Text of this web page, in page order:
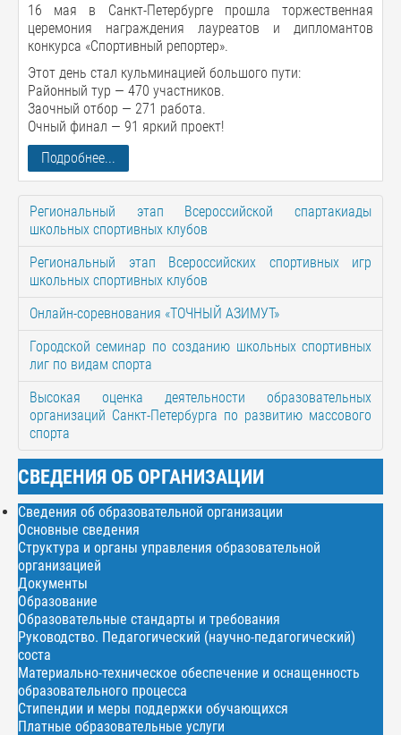
16 мая в Санкт-Петербурге прошла торжественная
церемония награждения лауреатов и дипломантов
конкурса «Спортивный репортер».
Этот день стал кульминацией большого пути:
Районный тур — 470 участников.
Заочный отбор — 271 работа.
Очный финал — 91 яркий проект!
Подробнее...
Региональный этап Всероссийской спартакиады
школьных спортивных клубов
Региональный этап Всероссийских спортивных игр
школьных спортивных клубов
Онлайн-соревнования «ТОЧНЫЙ АЗИМУТ»
Городской семинар по созданию школьных спортивных
лиг по видам спорта
Высокая оценка деятельности образовательных
организаций Санкт-Петербурга по развитию массового
спорта
СВЕДЕНИЯ ОБ ОРГАНИЗАЦИИ
Сведения об образовательной организации
Основные сведения
Структура и органы управления образовательной
организацией
Документы
Образование
Образовательные стандарты и требования
Руководство. Педагогический (научно-педагогический)
соста
Материально-техническое обеспечение и оснащенность
образовательного процесса
Стипендии и меры поддержки обучающихся
Платные образовательные услуги